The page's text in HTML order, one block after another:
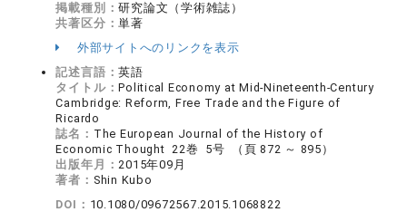
掲載種別：研究論文（学術雑誌）
共著区分：単著
外部サイトへのリンクを表示
記述言語：英語
タイトル：Political Economy at Mid-Nineteenth-Century
Cambridge: Reform, Free Trade and the Figure of
Ricardo
誌名： The European Journal of the History of
Economic Thought 22巻 5号 （頁 872 ～ 895）
出版年月：2015年09月
著者： Shin Kubo
DOI： 10.1080/09672567.2015.1068822